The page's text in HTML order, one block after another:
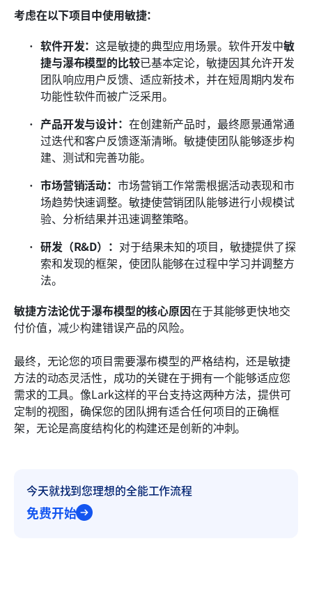
考虑在以下项目中使用敏捷：
软件开发：这是敏捷的典型应用场景。软件开发中敏
捷与瀑布模型的比较已基本定论，敏捷因其允许开发
团队响应用户反馈、适应新技术，并在短周期内发布
功能性软件而被广泛采用。
产品开发与设计： 在创建新产品时，最终愿景通常通
过迭代和客户反馈逐渐清晰。敏捷使团队能够逐步构
建、测试和完善功能。
市场营销活动：市场营销工作常需根据活动表现和市
场趋势快速调整。敏捷使营销团队能够进行小规模试
验、分析结果并迅速调整策略。
研发（R&D）： 对于结果未知的项目，敏捷提供了探
索和发现的框架，使团队能够在过程中学习并调整方
法。
敏捷方法论优于瀑布模型的核心原因在于其能够更快地交
付价值，减少构建错误产品的风险。
最终，无论您的项目需要瀑布模型的严格结构，还是敏捷
方法的动态灵活性，成功的关键在于拥有一个能够适应您
需求的工具。像Lark这样的平台支持这两种方法，提供可
定制的视图，确保您的团队拥有适合任何项目的正确框
架，无论是高度结构化的构建还是创新的冲刺。
今天就找到您理想的全能工作流程
免费开始